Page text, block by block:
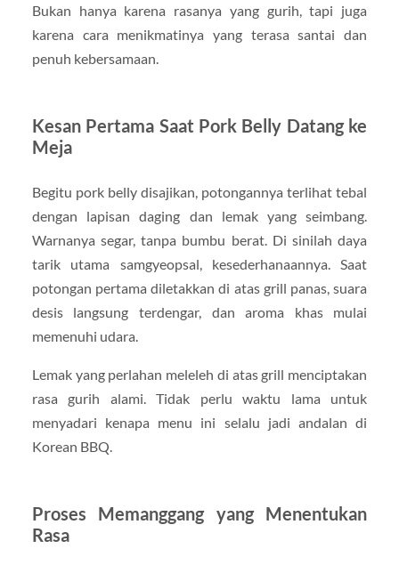
Bukan hanya karena rasanya yang gurih, tapi juga
karena cara menikmatinya yang terasa santai dan
penuh kebersamaan.
Kesan Pertama Saat Pork Belly Datang ke
Meja
Begitu pork belly disajikan, potongannya terlihat tebal
dengan lapisan daging dan lemak yang seimbang.
Warnanya segar, tanpa bumbu berat. Di sinilah daya
tarik utama samgyeopsal, kesederhanaannya. Saat
potongan pertama diletakkan di atas grill panas, suara
desis langsung terdengar, dan aroma khas mulai
memenuhi udara.
Lemak yang perlahan meleleh di atas grill menciptakan
rasa gurih alami. Tidak perlu waktu lama untuk
menyadari kenapa menu ini selalu jadi andalan di
Korean BBQ.
Proses Memanggang yang Menentukan
Rasa